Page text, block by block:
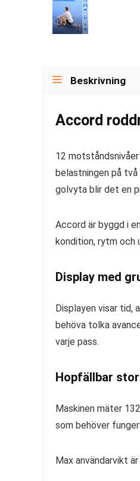
Beskrivning
Accord
12
belastningen på
golvyta blir det en
Accord är byggd i
kondition, rytm och
Display med
Displayen visar
behöva tolka
varje pass.
Hopfällbar
Maskinen mäter
som behöver
Max användarvikt